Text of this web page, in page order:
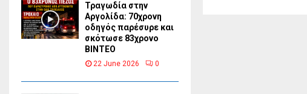
Τραγωδία στην
Αργολίδα: 70χρονη
οδηγός παρέσυρε και
σκότωσε 83χρονο
ΒΙΝΤΕΟ
22 June 2026 0